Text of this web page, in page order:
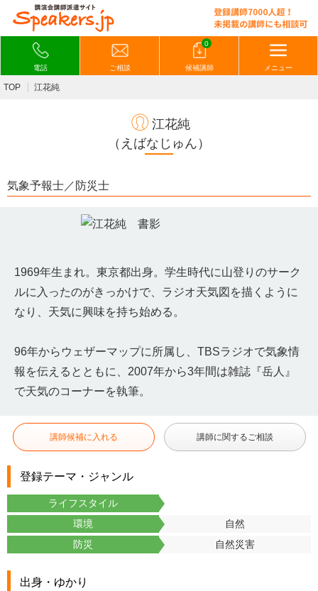
電話 ご相談
0
候補講師 メニュー
TOP 江花純
江花純
（えばなじゅん）
気象予報士／防災士
1969年生まれ。東京都出身。学生時代に山登りのサーク
ルに入ったのがきっかけで、ラジオ天気図を描くように
なり、天気に興味を持ち始める。
96年からウェザーマップに所属し、TBSラジオで気象情
報を伝えるとともに、2007年から3年間は雑誌『岳人』
で天気のコーナーを執筆。
講師候補に入れる 講師に関するご相談
登録テーマ・ジャンル
ライフスタイル
環境
自然
防災
自然災害
出身・ゆかり